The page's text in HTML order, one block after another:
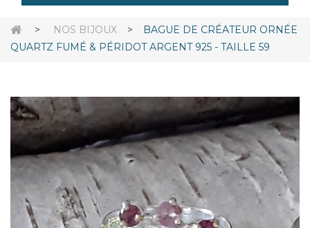
> NOS BIJOUX >
BAGUE DE CRÉATEUR ORNÉE
QUARTZ FUMÉ & PÉRIDOT ARGENT 925 - TAILLE 59